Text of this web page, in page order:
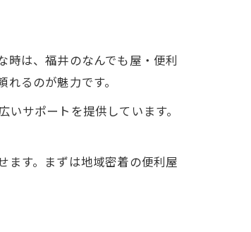
時は、福井のなんでも屋・便利
るのが魅力です。
サポートを提供しています。
ます。まずは地域密着の便利屋